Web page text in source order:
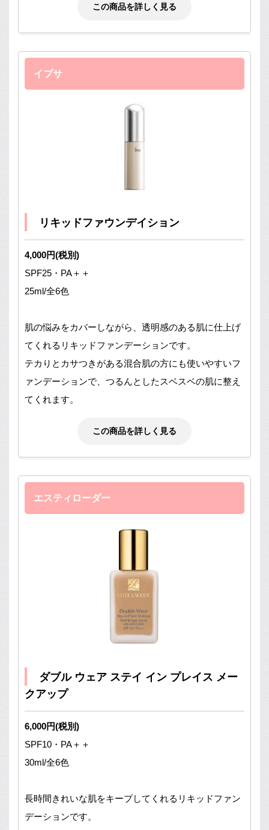
この商品を詳しく見る
イプサ
リキッドファウンデイション
4,000円(税別)
SPF25・PA＋＋
25ml/全6色
肌の悩みをカバーしながら、透明感のある肌に仕上げ
てくれるリキッドファンデーションです。
テカりとカサつきがある混合肌の方にも使いやすいフ
ァンデーションで、つるんとしたスベスベの肌に整え
てくれます。
この商品を詳しく見る
エスティローダー
ダブル ウェア ステイ イン プレイス メー
クアップ
6,000円(税別)
SPF10・PA＋＋
30ml/全6色
長時間きれいな肌をキープしてくれるリキッドファン
デーションです。